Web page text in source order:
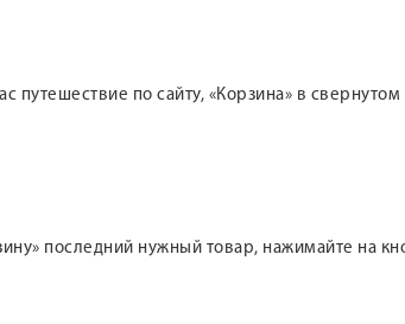
путешествие по сайту, «Корзина» в
последний нужный товар, нажимайте на